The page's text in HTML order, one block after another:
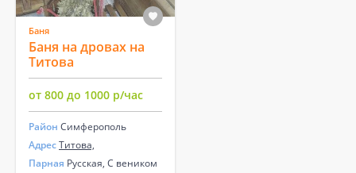
Баня
Баня на дровах на
Титова
от 800 до 1000 р/час
Район Симферополь
АдресТитова,
Парная Русская, С веником